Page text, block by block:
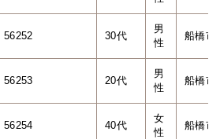
56252 30代
男
性
船橋市
56253 20代
男
性
船橋市
56254 40代
女
性
船橋市